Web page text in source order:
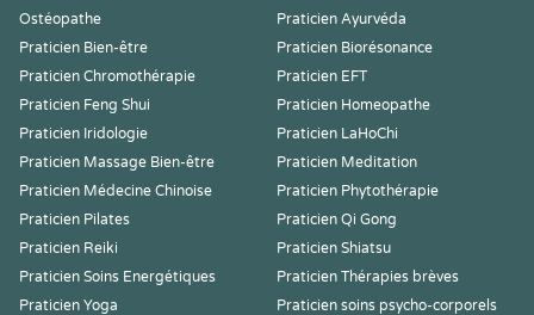
Ostéopathe
Praticien Ayurvéda
Praticien Bien-être
Praticien Biorésonance
Praticien Chromothérapie
Praticien EFT
Praticien Feng Shui
Praticien Homeopathe
Praticien Iridologie
Praticien LaHoChi
Praticien Massage Bien-être
Praticien Meditation
Praticien Médecine Chinoise
Praticien Phytothérapie
Praticien Pilates
Praticien Qi Gong
Praticien Reiki
Praticien Shiatsu
Praticien Soins Energétiques
Praticien Thérapies brèves
Praticien Yoga
Praticien soins psycho-corporels